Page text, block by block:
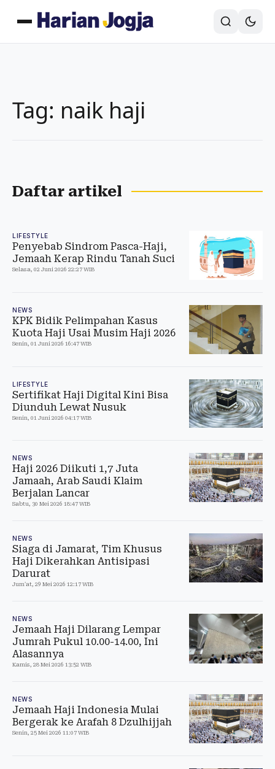
Tag: naik haji
Daftar artikel
LIFESTYLE
Penyebab Sindrom Pasca-Haji,
Jemaah Kerap Rindu Tanah Suci
Selasa, 02 Juni 2026 22:27 WIB
NEWS
KPK Bidik Pelimpahan Kasus
Kuota Haji Usai Musim Haji 2026
Senin, 01 Juni 2026 16:47 WIB
LIFESTYLE
Sertifikat Haji Digital Kini Bisa
Diunduh Lewat Nusuk
Senin, 01 Juni 2026 04:17 WIB
NEWS
Haji 2026 Diikuti 1,7 Juta
Jamaah, Arab Saudi Klaim
Berjalan Lancar
Sabtu, 30 Mei 2026 18:47 WIB
NEWS
Siaga di Jamarat, Tim Khusus
Haji Dikerahkan Antisipasi
Darurat
Jum'at, 29 Mei 2026 12:17 WIB
NEWS
Jemaah Haji Dilarang Lempar
Jumrah Pukul 10.00-14.00, Ini
Alasannya
Kamis, 28 Mei 2026 13:52 WIB
NEWS
Jemaah Haji Indonesia Mulai
Bergerak ke Arafah 8 Dzulhijjah
Senin, 25 Mei 2026 11:07 WIB